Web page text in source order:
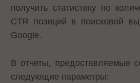
получить статистику по
CTR позиций в поисковой
Google.
В отчеты, предоставляемые
следующие параметры: